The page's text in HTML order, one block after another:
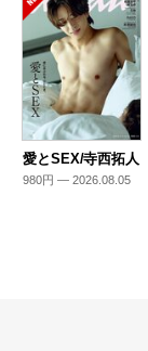
愛とSEX/寺西拓人
980円 — 2026.08.05